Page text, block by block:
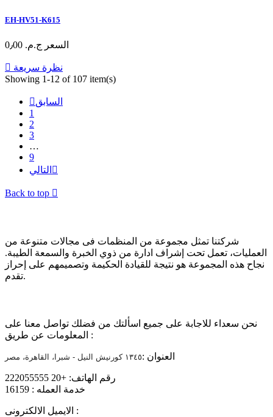
EH-HV51-K615
السعر ج.م.‏ 0٫00
 نظرة سريعة
Showing 1-12 of 107 item(s)
السابق
1
2
3
…
9
التالي 
Back to top 
شركتنا تمثل مجموعة من المنظمات فى مجالات متنوعة من
العمليات، تعمل تحت إشراف ادارة من ذوي الخبرة والسمعة الطيبة.
نجاح هذه المجموعة هو نتيجة للقيادة الحكيمة وتصميمهم على إحراز
تقدم.
نحن سعداء للاجابة على جميع اسألتك من فضلك تواصل معنا على
المعلومات عن طريق :
العنوان :١٣٤٥ كورنيش النيل - شبرا، القاهرة، مصر
رقم الهاتف: +20 222055555
خدمة العمله : 16159
الايميل الالكترونى :